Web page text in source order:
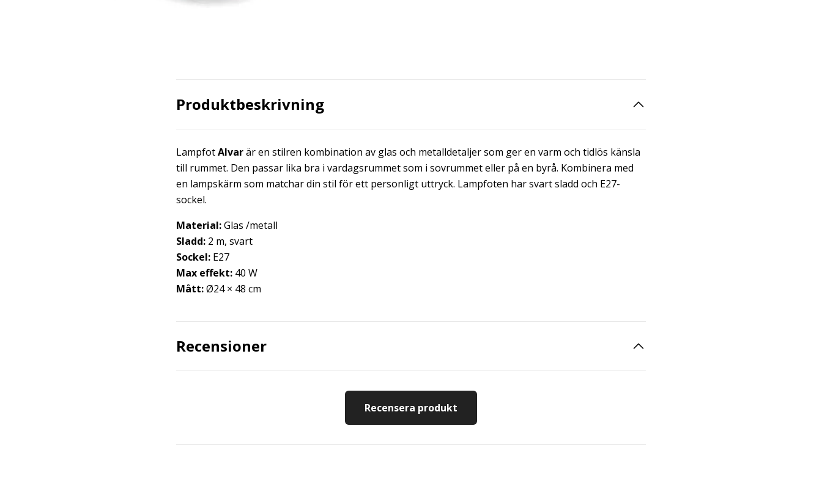
Produktbeskrivning
LampfotAlvarär en stilren kombination av glas och metalldetaljer som ger en varm och tidlös känsla
till rummet. Den passar lika bra i vardagsrummet som i sovrummet eller på en byrå. Kombinera med
en lampskärm som matchar din stil för ett personligt uttryck. Lampfoten har svart sladd och E27-
sockel.
Material:Glas /metall
Sladd: 2 m, svart
Sockel: E27
Max effekt: 40 W
Mått:Ø24 × 48 cm
Recensioner
Recensera produkt